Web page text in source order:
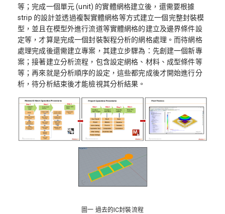
等；完成一個單元 (unit) 的實體網格建立後，還需要根據
strip 的設計並透過複製實體網格等方式建立一個完整封裝模
型，並且在模型外進行流道等實體網格的建立及邊界條件設
定等，才算是完成一個封裝製程分析的網格處理。而待網格
處理完成後還需建立專案，其建立步驟為：先創建一個新專
案；接著建立分析流程，包含設定網格、材料、成型條件等
等；再來就是分析順序的設定，這些都完成後才開始進行分
析，待分析結束後才能檢視其分析結果。
圖一 過去的IC封裝流程